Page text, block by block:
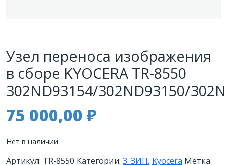
Узел переноса изображения
в сборе KYOCERA TR-8550
302ND93154/302ND93150/
75 000,00 ₽
Нет в наличии
Артикул: TR-8550 Категории: 3. ЗИП, Kyocera Метка: